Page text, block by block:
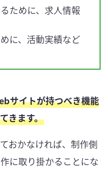
ために、求人情報
に、活動実績など
サイトが持つべき機能
きます。
おかなければ、制作側
に取り掛かることにな